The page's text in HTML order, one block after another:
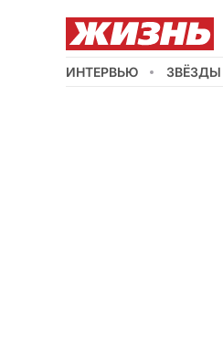
ИНТЕРВЬЮ ЗВЁЗДЫ